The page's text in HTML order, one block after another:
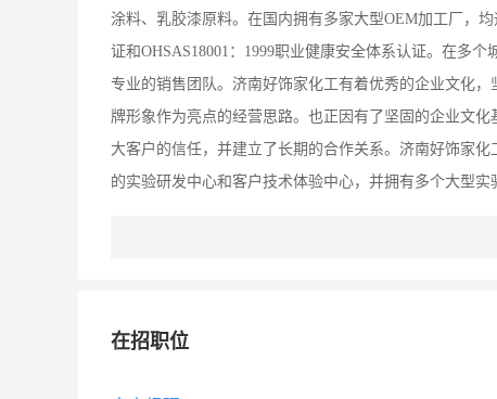
涂料、乳胶漆原料。在国内拥有多家大型OEM加工厂，
证和OHSAS18001：1999职业健康安全体系认证。在多
专业的销售团队。济南好饰家化工有着优秀的企业文化
牌形象作为亮点的经营思路。也正因有了坚固的企业文
大客户的信任，并建立了长期的合作关系。济南好饰家
的实验研发中心和客户技术体验中心，并拥有多个大型
在招职位